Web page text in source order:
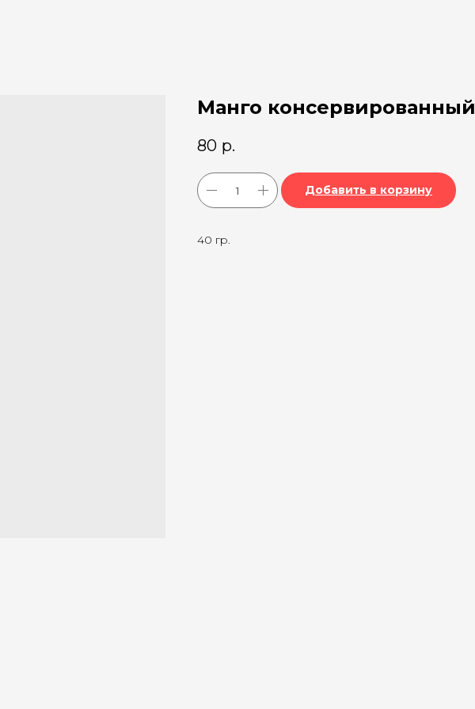
Манго консервированный
80 р.
Добавить в корзину
40 гр.